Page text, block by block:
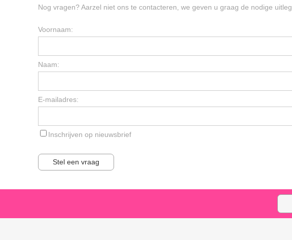
Nog vragen? Aarzel niet ons te contacteren, we geven u graag de nodige uitleg.
Voornaam:
Naam:
E-mailadres:
Inschrijven op nieuwsbrief
Stel een vraag